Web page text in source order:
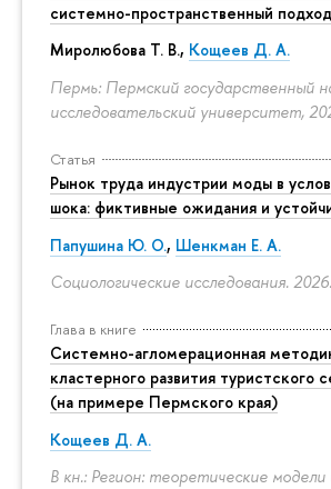
системно-пространственный подход
Миролюбова Т. В., Кощеев Д. А.
Пермь: Пермский государственный
исследовательский университет,
Статья
Рынок труда индустрии моды в
шока: фиктивные ожидания и
Папушина Ю. О., Шенкман Е. А.
Социологические исследования.
Глава в книге
Системно-агломерационная
кластерного развития туристского
(на примере Пермского края)
Кощеев Д. А.
В кн.: Регион: теоретические